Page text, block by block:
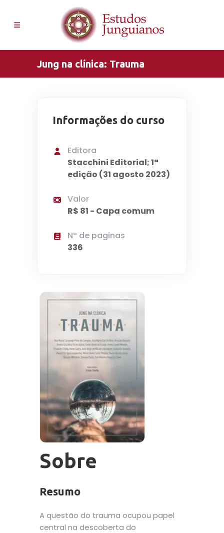
Jung na clínica: Trauma
Informações do curso
Editora
Stacchini Editorial; 1ª
edição (31 agosto 2023)
Valor
R$ 81 - Capa comum
Nº de paginas
336
Sobre
Resumo
A questão do trauma ocupou papel
central na descoberta do